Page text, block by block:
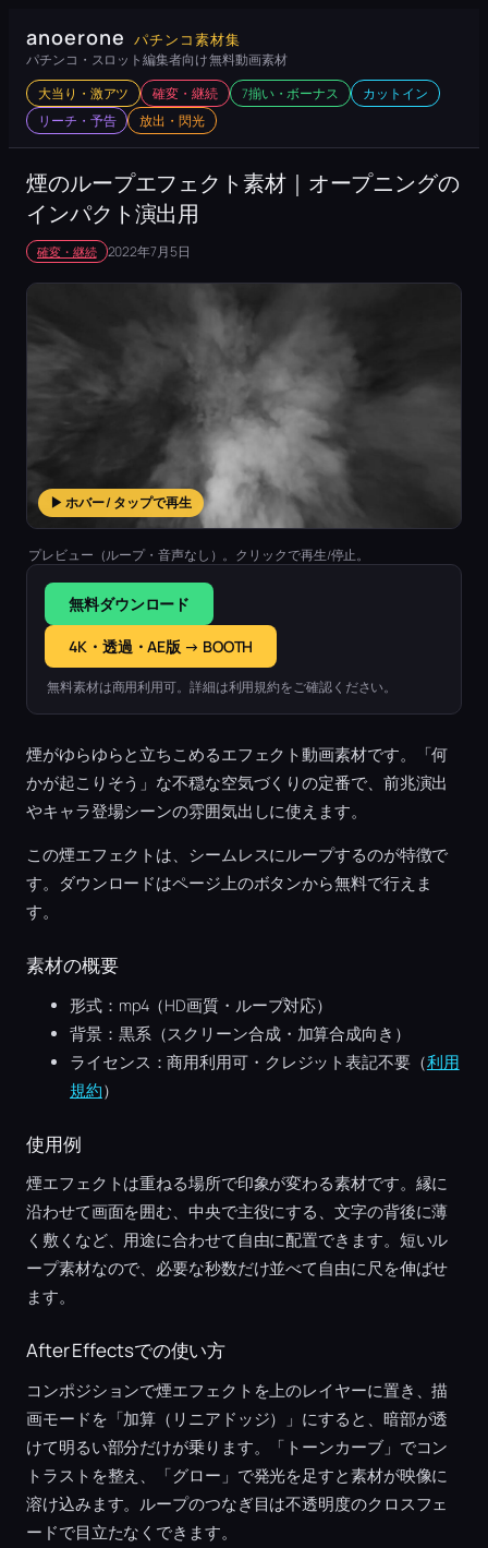
容
ス
キ
プ
anoerone パチンコ素材集
パチンコ・スロット編集者向け 無料動画素材
大当り・激アツ 確変・継続 7揃い・ボーナス
カットイン
リーチ・予告
放出・閃光
煙のループエフェクト素材｜オープニングの
インパクト演出用
確変・継続 2022年7月5日
▶ ホバー / タップで再生
プレビュー（ループ・音声なし）。クリックで再生/停止。
無料ダウンロード
4K・透過・AE版 → BOOTH
無料素材は商用利用可。詳細は利用規約をご確認ください。
煙がゆらゆらと立ちこめるエフェクト動画素材です。「何
かが起こりそう」な不穏な空気づくりの定番で、前兆演出
やキャラ登場シーンの雰囲気出しに使えます。
この煙エフェクトは、シームレスにループするのが特徴で
す。ダウンロードはページ上のボタンから無料で行えま
す。
素材の概要
形式：mp4（HD画質・ループ対応）
背景：黒系（スクリーン合成・加算合成向き）
ライセンス：商用利用可・クレジット表記不要（利用
規約）
使用例
煙エフェクトは重ねる場所で印象が変わる素材です。縁に
沿わせて画面を囲む、中央で主役にする、文字の背後に薄
く敷くなど、用途に合わせて自由に配置できます。短いル
ープ素材なので、必要な秒数だけ並べて自由に尺を伸ばせ
ます。
After Effectsでの使い方
コンポジションで煙エフェクトを上のレイヤーに置き、描
画モードを「加算（リニアドッジ）」にすると、暗部が透
けて明るい部分だけが乗ります。「トーンカーブ」でコン
トラストを整え、「グロー」で発光を足すと素材が映像に
溶け込みます。ループのつなぎ目は不透明度のクロスフェ
ードで目立たなくできます。